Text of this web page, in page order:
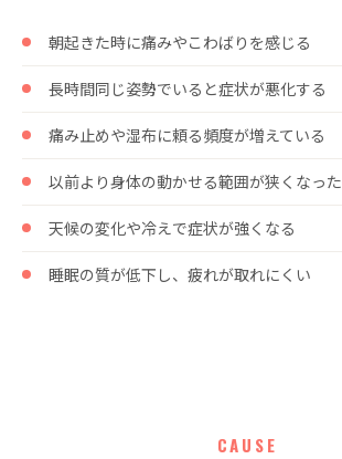
朝起きた時に痛みやこわばりを感じる
長時間同じ姿勢でいると症状が悪化する
痛み止めや湿布に頼る頻度が増えている
以前より身体の動かせる範囲が狭くなった
天候の変化や冷えで症状が強くなる
睡眠の質が低下し、疲れが取れにくい
CAUSE